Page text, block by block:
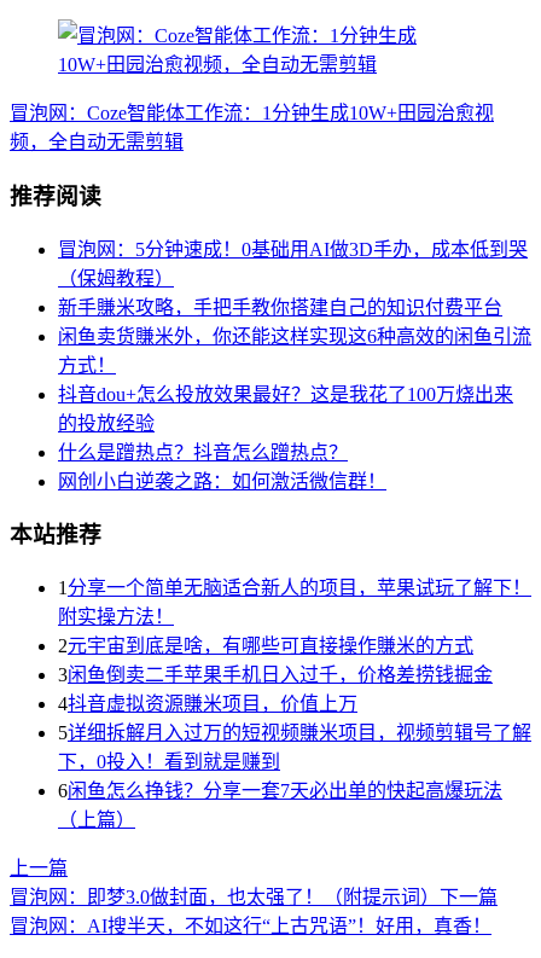
冒泡网：Coze智能体工作流：1分钟生成10W+田园治愈视
频，全自动无需剪辑
推荐阅读
冒泡网：5分钟速成！0基础用AI做3D手办，成本低到哭
（保姆教程）
新手賺米攻略，手把手教你搭建自己的知识付费平台
闲鱼卖货賺米外，你还能这样实现这6种高效的闲鱼引流
方式！
抖音dou+怎么投放效果最好？这是我花了100万烧出来
的投放经验
什么是蹭热点？抖音怎么蹭热点？
网创小白逆袭之路：如何激活微信群！
本站推荐
1 分享一个简单无脑适合新人的项目，苹果试玩了解下！
附实操方法！
2元宇宙到底是啥，有哪些可直接操作賺米的方式
3闲鱼倒卖二手苹果手机日入过千，价格差捞钱掘金
4抖音虚拟资源賺米项目，价值上万
5详细拆解月入过万的短视频賺米项目，视频剪辑号了解
下，0投入！看到就是赚到
6闲鱼怎么挣钱？分享一套7天必出单的快起高爆玩法
（上篇）
上一篇
冒泡网：即梦3.0做封面，也太强了！（附提示词） 下一篇
冒泡网：AI搜半天，不如这行“上古咒语”！好用，真香！